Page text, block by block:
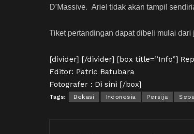
D’Massive. Ariel tidak akan tampil
Tiket pertandingan dapat dibeli mulai
[divider] [/divider] [box title=”Info”]
Editor: Patric Batubara
Fotografer : Di sini [/box]
Tags: Bekasi Indonesia Persija